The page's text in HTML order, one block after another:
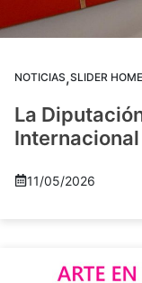
NOTICIAS,SLIDER HOME
La
11/05/2026